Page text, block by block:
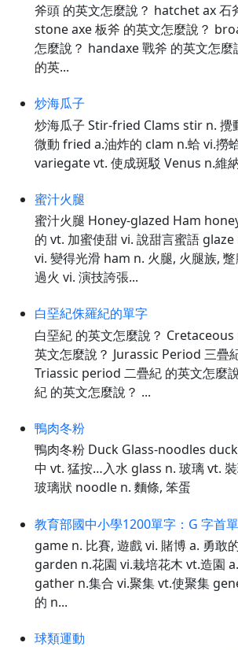
斧頭 的英文怎麼說？ hatchet ax 石
stone axe 板斧 的英文怎麼說？
怎麼說？ handaxe 戰斧 的英文怎
的英...
炒海瓜子
炒海瓜子 Stir-fried Clams stir n. 攪
微動 fried a.油炸的 clam n.蛤 vi.撈
variegate vt. 使成斑駁 Venus n.維
蜜汁火腿
蜜汁火腿 Honey-glazed Ham
的 vt. 加蜜使甜 vi. 說甜言蜜語
vi. 變得光滑 ham n. 火腿, 火腿族,
過火 vi. 演技誇張...
白堊紀侏羅紀的單字
白堊紀 的英文怎麼說？
英文怎麼說？ Jurassic Period 三疊
Triassic period 二疊紀 的英文怎麼
紀 的英文怎麼說？ ...
鴨肉冬粉
鴨肉冬粉 Duck Glass-noodles
中 vt. 猛按…入水 glass n. 玻璃 vt.
玻璃狀 noodle n. 麵條, 笨蛋
教育部國中小學1200單字：G 字首
game n. 比賽, 遊戲 vi. 賭博 a. 勇敢
garden n.花園 vi.栽培花木 vt.造園
gather n.集合 vi.聚集 vt.使聚集
的 n...
球類運動